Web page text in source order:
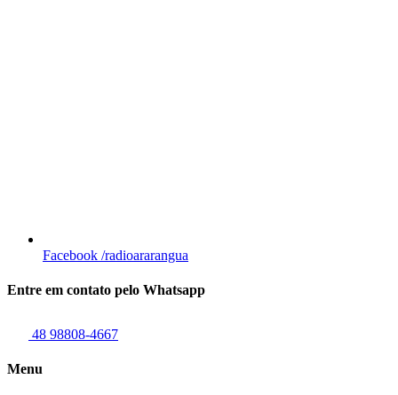
Facebook /radioararangua
Entre em contato pelo Whatsapp
48 98808-4667
Menu